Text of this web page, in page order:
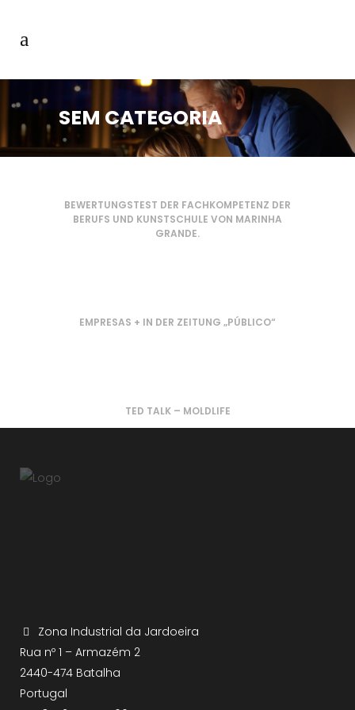
SEM CATEGORIA
BEWERTUNGSTEST DER FACHKOMPETENZ DER
BERUFS UND KUNSTSCHULE VON MARINHA
GRANDE.
EMPRESAS + IN DER ZEITUNG „PÚBLICO“
TED TALK – MOLDLIFE
Zona Industrial da Jardoeira
Rua nº 1 – Armazém 2
2440-474 Batalha
Portugal